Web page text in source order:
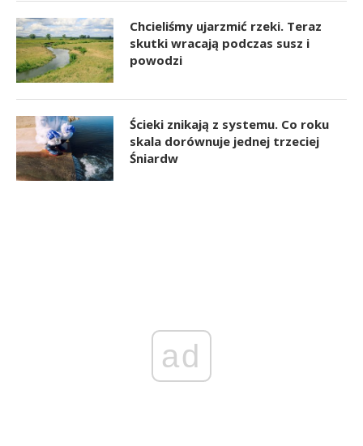
Chcieliśmy ujarzmić rzeki. Teraz
skutki wracają podczas susz i
powodzi
Ścieki znikają z systemu. Co roku
skala dorównuje jednej trzeciej
Śniardw
ad